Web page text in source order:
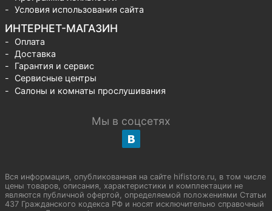
Условия использования сайта
ИНТЕРНЕТ-МАГАЗИН
Оплата
Доставка
Гарантия и сервис
Сервисные центры
Салоны и комнаты прослушивания
Мы в соцсетях
Вся информация, опубликованная на сайте hifistore.ru, в том числе
цены товаров, описания, характеристики и комплектации не
являются публичной офертой, определяемой положениями Статьи
437 Гражданского кодекса РФ и носят исключительно справочный